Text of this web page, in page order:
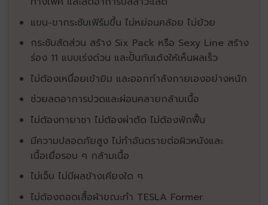
แขน-ขากระชับเฟิร์มขึ้น ไม่หย่อนคล้อย ไม่ย้วย
กระชับสัดส่วน สร้าง Six Pack หรือ Sexy Line สร้าง
ร่อง 11 แบบเร่งด่วน และปั้นก้นเด้งให้เห็นผลเร็ว
ไม่ต้องเหนื่อยเข้ายิม และออกกำลังกายเองอย่างหนัก
ช่วยลดอาการปวดและผ่อนคลายกล้ามเนื้อ
ไม่ต้องทายาชา ไม่ต้องผ่าตัด ไม่ต้องพักฟื้น
มีความปลอดภัยสูง ไม่ทำอันตรายต่อผิวหนังและ
เนื้อเยื่อรอบ ๆ กล้ามเนื้อ
ไม่เจ็บ ไม่มีผลข้างเคียงใด ๆ
ไม่ต้องถอดเสื้อผ้าขณะทำ TESLA Former